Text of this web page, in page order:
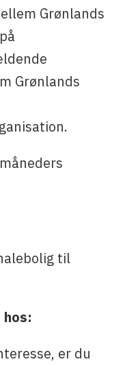
Grønlands
Grønlands
til
er du